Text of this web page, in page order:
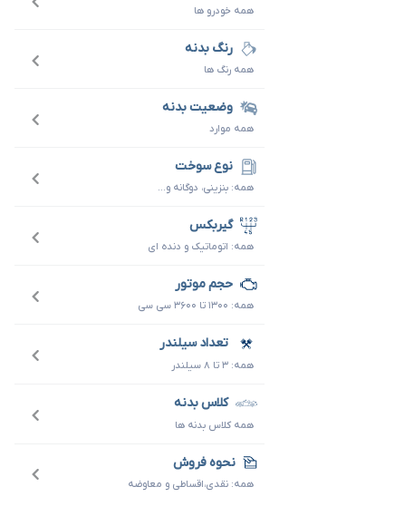
همه خودرو ها
رنگ بدنه
همه رنگ ها
وضعیت بدنه
همه موارد
نوع سوخت
همه: بنزینی، دوگانه و...
گیربکس
همه: اتوماتیک و دنده ای
حجم موتور
همه: ۱۳۰۰ تا ۳۶۰۰ سی سی
تعداد سیلندر
همه: ۳ تا ۸ سیلندر
کلاس بدنه
همه کلاس بدنه ها
نحوه فروش
همه: نقدی،اقساطی و معاوضه